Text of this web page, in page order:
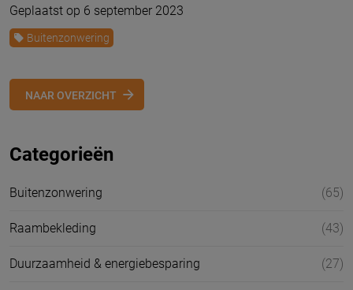
Geplaatst op 6 september 2023
Buitenzonwering
NAAR OVERZICHT
Categorieën
Buitenzonwering (65)
Raambekleding (43)
Duurzaamheid & energiebesparing (27)